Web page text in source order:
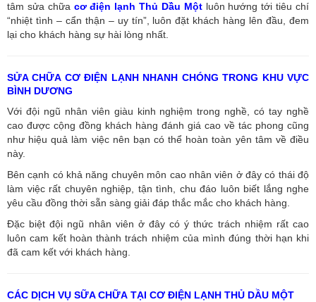
tâm sửa chữa cơ điện lạnh Thủ Dầu Mộtluôn hướng tới tiêu chí
“nhiệt tình – cẩn thận – uy tín”, luôn đặt khách hàng lên đầu, đem
lại cho khách hàng sự hài lòng nhất.
SỬA CHỮA CƠ ĐIỆN LẠNH NHANH CHÓNG TRONG KHU VỰC
BÌNH DƯƠNG
Với đội ngũ nhân viên giàu kinh nghiệm trong nghề, có tay nghề
cao được cộng đồng khách hàng đánh giá cao về tác phong cũng
như hiệu quả làm việc nên bạn có thể hoàn toàn yên tâm về điều
này.
Bên cạnh có khả năng chuyên môn cao nhân viên ở đây có thái độ
làm việc rất chuyên nghiệp, tận tình, chu đáo luôn biết lắng nghe
yêu cầu đồng thời sẵn sàng giải đáp thắc mắc cho khách hàng.
Đặc biệt đội ngũ nhân viên ở đây có ý thức trách nhiệm rất cao
luôn cam kết hoàn thành trách nhiệm của mình đúng thời hạn khi
đã cam kết với khách hàng.
CÁC DỊCH VỤ SỮA CHỮA TẠI CƠ ĐIỆN LẠNH THỦ DẦU MỘT